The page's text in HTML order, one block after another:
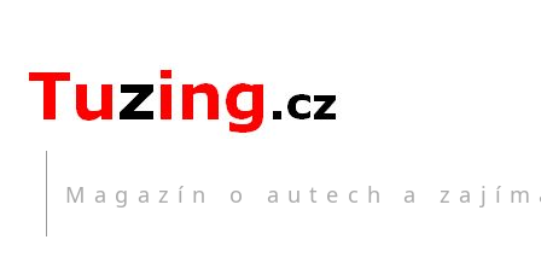
Magazín o autech a